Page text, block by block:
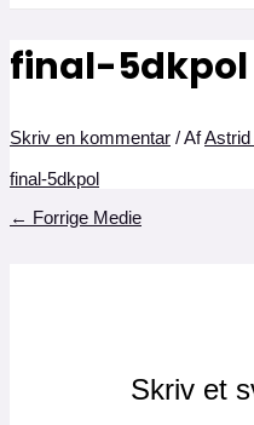
final-5dkpol
Skriv en kommentar / Af
final-5dkpol
← Forrige Medie
Skriv et